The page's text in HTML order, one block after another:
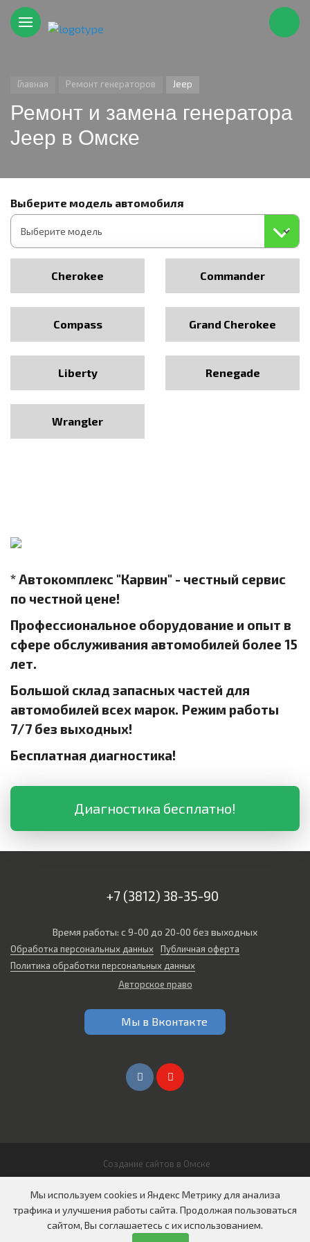
Главная Ремонт генераторов Jeep
Ремонт и замена генератора
Jeep в Омске
Выберите модель автомобиля
Cherokee Commander
Compass Grand Cherokee
Liberty Renegade
Wrangler
* Автокомплекс "Карвин" - честный сервис
по честной цене!
Профессиональное оборудование и опыт в
сфере обслуживания автомобилей более 15
лет.
Большой склад запасных частей для
автомобилей всех марок. Режим работы
7/7 без выходных!
Бесплатная диагностика!
Диагностика бесплатно!
+7 (3812) 38-35-90
Время работы: с 9-00 до 20-00 без выходных
Обработка персональных данных
Публичная оферта
Политика обработки персональных данных
Авторское право
Мы в Вконтакте
Создание сайтов в Омске
ООО "СИБИРЬ АВТО"
Мы используем cookies и Яндекс Метрику для анализа
трафика и улучшения работы сайта. Продолжая пользоваться
сайтом, Вы соглашаетесь с их использованием.